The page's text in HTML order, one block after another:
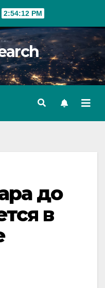
2:54:13 PM
до
в